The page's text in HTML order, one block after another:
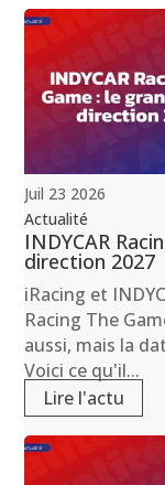
Juil 23 2026
Actualité
INDYCAR
direction 2027
iRacing et
Racing The
aussi, mais la
Voici ce qu'il...
Lire l'actu